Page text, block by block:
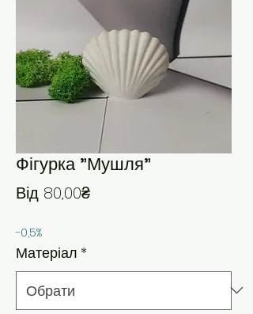
Фігурка "Мушля"
Від 80,00₴За розпродажем
-0,5%
Матеріал *